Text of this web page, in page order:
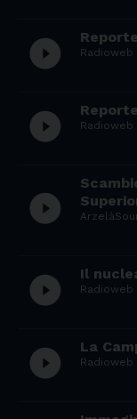
play_circle_filled Radioweb
play_circle_filled Radioweb
play_circle_filled
play_circle_filled Il
Radioweb
play_circle_filled La
Radioweb